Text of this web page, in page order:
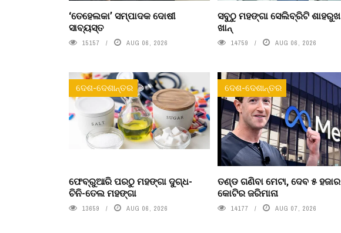
‘ତେହେଲକା’ ସମ୍ପାଦକ ଦୋଷୀ
ସାବ୍ୟସ୍ତ
15157 AUG 06, 2026
ସବୁଠୁ ମହଙ୍ଗା ସେଲିବ୍ରିଟି ଶାହରୁଖ
ଖାନ୍
14759 AUG 06, 2026
ଦେଶ-ଦେଶାନ୍ତର
ଫେବ୍ରୁଆରି ପରଠୁ ମହଙ୍ଗା ଦୁଗ୍ଧ-
ଚିନି-ତେଲ ମହଙ୍ଗା
13659 AUG 06, 2026
ଦେଶ-ଦେଶାନ୍ତର
ତଣ୍ଡ ଗଣିବା ମେଟା, ଦେବ ୫ ହଜାର
କୋଟିର ଜରିମାନା
14177 AUG 07, 2026